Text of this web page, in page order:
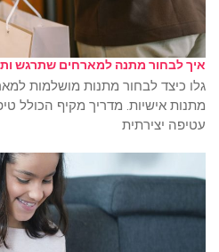
איך לבחור מתנה למארחים שתרגש
גלו כיצד לבחור מתנות מושלמות
מתנות אישיות. מדריך מקיף הכולל
עטיפה יצירתית